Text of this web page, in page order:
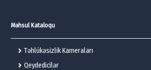
Məhsul Kataloqu
Təhlükəsizlik Kameraları
Qeydedicilər